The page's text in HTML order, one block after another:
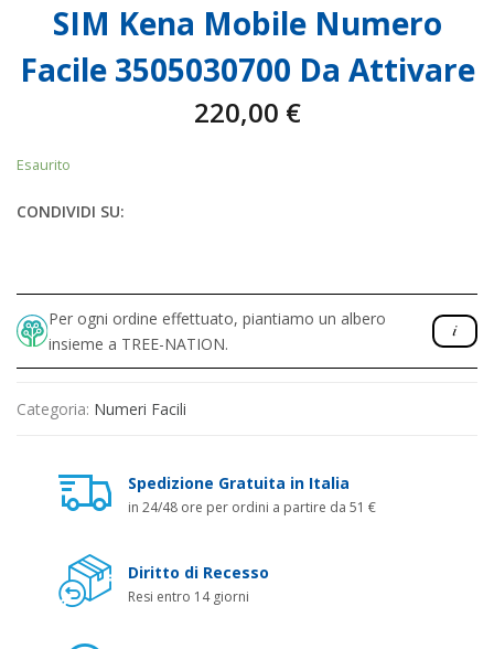
SIM Kena Mobile Numero
Facile 3505030700 Da Attivare
220,00 €
Esaurito
CONDIVIDI SU:
Per ogni ordine effettuato, piantiamo un albero
insieme a TREE-NATION.
Categoria: Numeri Facili
Spedizione Gratuita in Italia
in 24/48 ore per ordini a partire da 51 €
Diritto di Recesso
Resi entro 14 giorni